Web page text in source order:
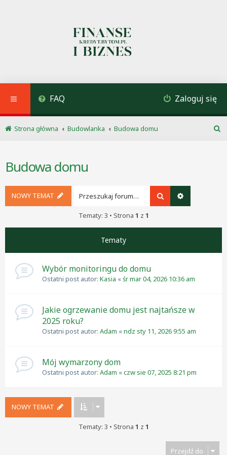
FAQ Zaloguj się
Strona główna Budowlanka
Budowa domu
Budowa domu
NOWY TEMAT Szukaj
Tematy: 3 • Strona 1 z 1
Tematy
Wybór monitoringu do domu
Ostatni post autor: Kasia «śr mar 04, 2026 10:36 am
Jakie ogrzewanie domu jest najtańsze w
2025 roku?
Ostatni post autor: Adam «ndz sty 11, 2026 9:55 am
Mój wymarzony dom
Ostatni post autor: Adam «czw sie 07, 2025 8:21 pm
NOWY TEMAT
Tematy: 3 • Strona 1 z 1
Przejdź do